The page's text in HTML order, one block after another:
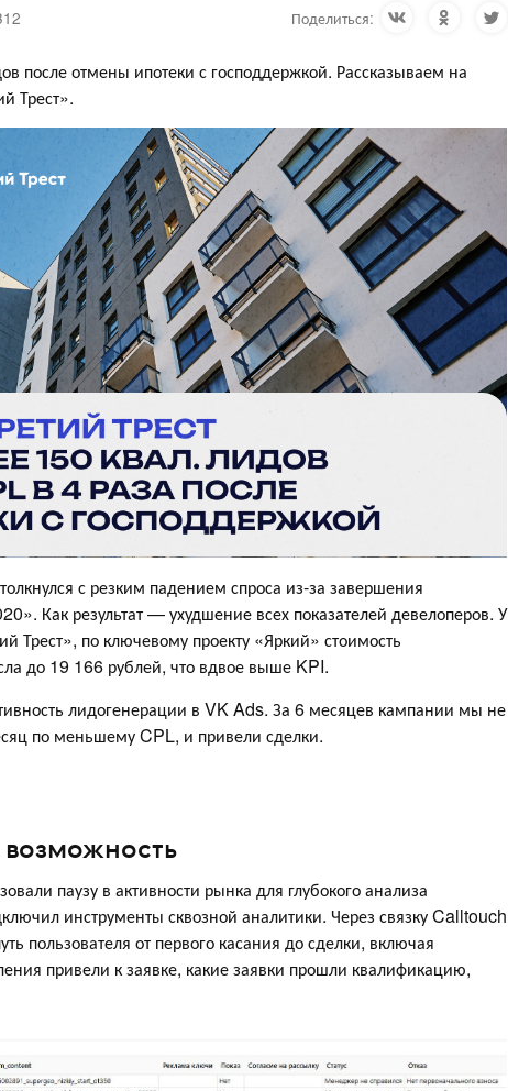
Поделиться:
после отмены ипотеки с господдержкой. Рассказываем на
Трест».
с резким падением спроса из-за завершения
Как результат — ухудшение всех показателей девелоперов. У
Трест», по ключевому проекту «Яркий» стоимость
до 19 166 рублей, что вдвое выше KPI.
лидогенерации в VK Ads. За 6 месяцев кампании мы не
по меньшему CPL, и привели сделки.
возможность
паузу в активности рынка для глубокого анализа
инструменты сквозной аналитики. Через связку Calltouch
пользователя от первого касания до сделки, включая
привели к заявке, какие заявки прошли квалификацию,